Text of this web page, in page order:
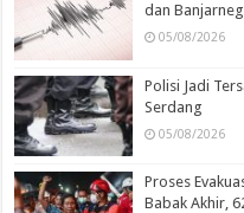
dan
05/08/2026
Polisi Jadi
Serdang
05/08/2026
Proses
Babak Akhir,